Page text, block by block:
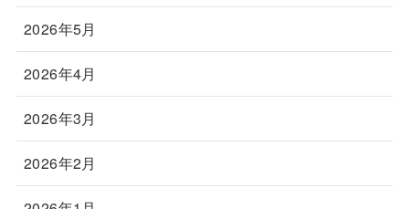
2026年5月
2026年4月
2026年3月
2026年2月